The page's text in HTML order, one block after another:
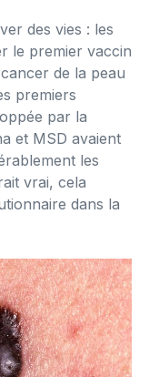
des vies : les
le premier vaccin
de la peau
premiers
par la
et MSD avaient
les
vrai, cela
dans la